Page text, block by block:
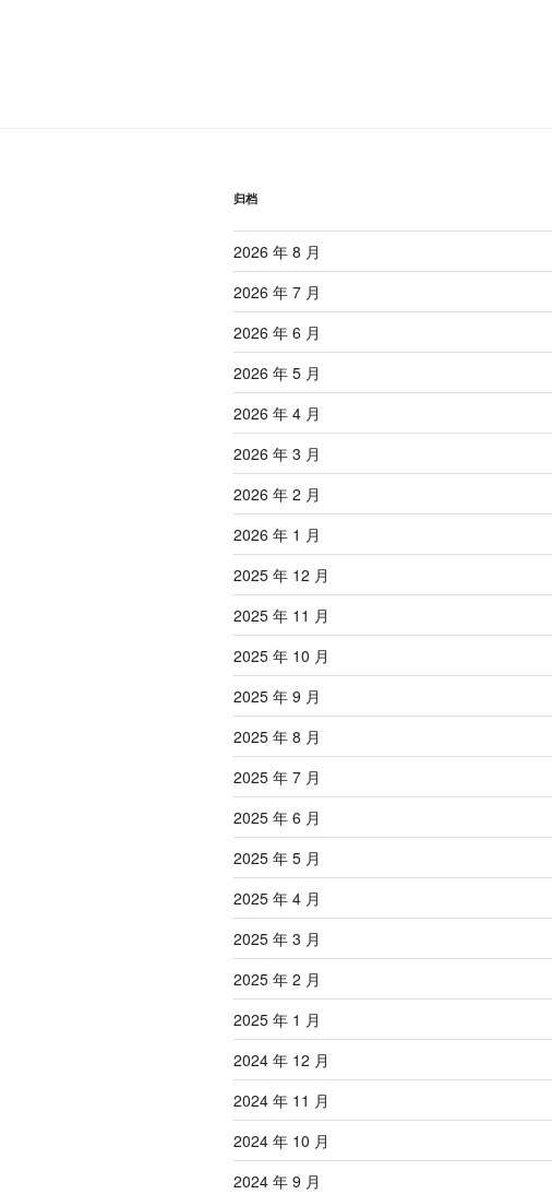
归档
2026 年 8 月
2026 年 7 月
2026 年 6 月
2026 年 5 月
2026 年 4 月
2026 年 3 月
2026 年 2 月
2026 年 1 月
2025 年 12 月
2025 年 11 月
2025 年 10 月
2025 年 9 月
2025 年 8 月
2025 年 7 月
2025 年 6 月
2025 年 5 月
2025 年 4 月
2025 年 3 月
2025 年 2 月
2025 年 1 月
2024 年 12 月
2024 年 11 月
2024 年 10 月
2024 年 9 月